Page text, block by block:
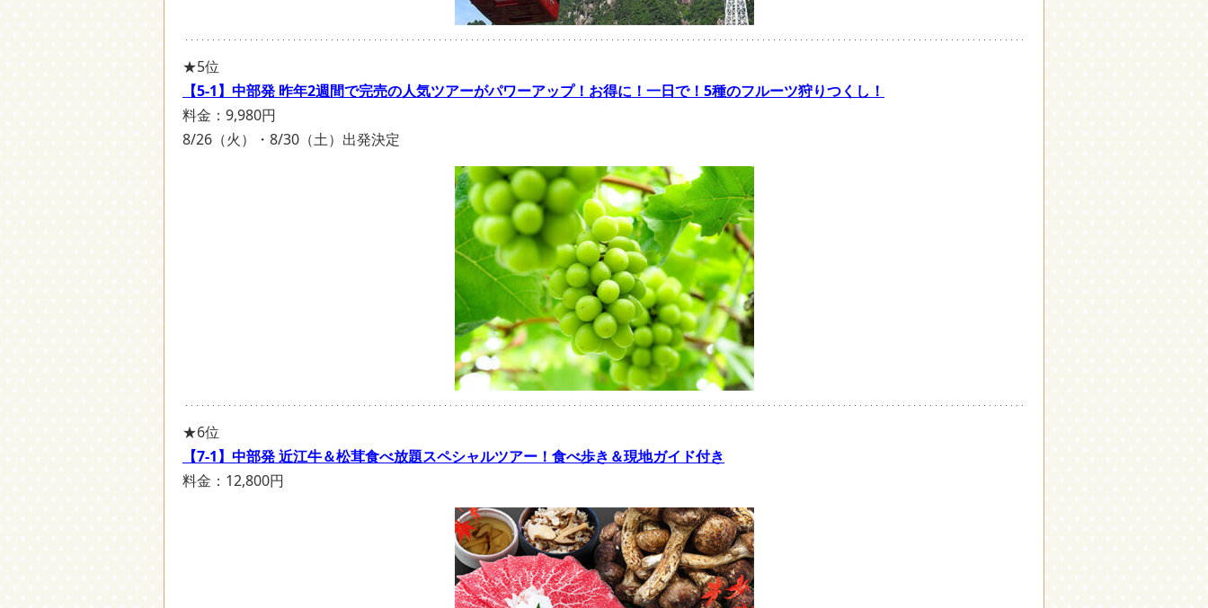
★5位
【5-1】中部発 昨年2週間で完売の人気ツアーがパワーアップ！お得に！一日で！5種のフルーツ狩りつくし！
料金：9,980円
8/26（火）・8/30（土）出発決定
★6位
【7-1】中部発 近江牛＆松茸食べ放題スペシャルツアー！食べ歩き＆現地ガイド付き
料金：12,800円